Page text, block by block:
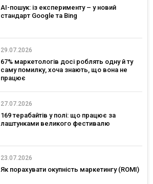
AI-пошук: із експерименту – у новий
стандарт Google та Bing
29.07.2026
67% маркетологів досі роблять одну й ту
саму помилку, хоча знають, що вона не
працює
27.07.2026
169 терабайтів у полі: що працює за
лаштунками великого фестивалю
23.07.2026
Як порахувати окупність маркетингу (ROMI)